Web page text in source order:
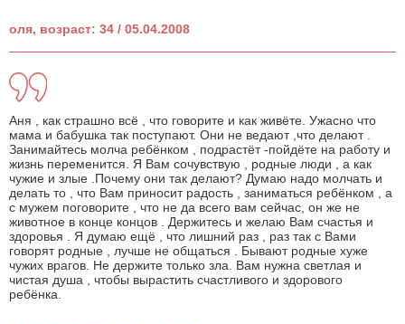
оля, возраст: 34 / 05.04.2008
Аня , как страшно всё , что говорите и как живёте. Ужасно что
мама и бабушка так поступают. Они не ведают ,что делают .
Занимайтесь молча ребёнком , подрастёт -пойдёте на работу и
жизнь переменится. Я Вам сочувствую , родные люди , а как
чужие и злые .Почему они так делают? Думаю надо молчать и
делать то , что Вам приносит радость , заниматься ребёнком , а
с мужем поговорите , что не да всего вам сейчас, он же не
животное в конце концов . Держитесь и желаю Вам счастья и
здоровья . Я думаю ещё , что лишний раз , раз так с Вами
говорят родные , лучше не общаться . Бывают родные хуже
чужих врагов. Не держите только зла. Вам нужна светлая и
чистая душа , чтобы вырастить счастливого и здорового
ребёнка.